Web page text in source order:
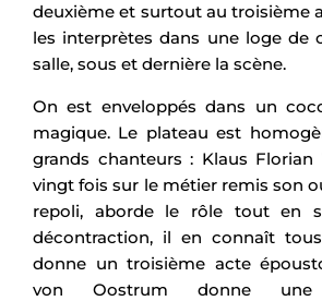
deuxième et surtout au troisième
les interprètes dans une loge de
salle, sous et dernière la scène.
On est enveloppés dans un
magique. Le plateau est
grands chanteurs : Klaus
vingt fois sur le métier remis son
repoli, aborde le rôle tout en
décontraction, il en connaît
donne un troisième acte
von Oostrum donne une